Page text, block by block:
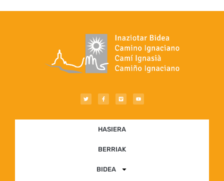
HASIERA
BERRIAK
BIDEA